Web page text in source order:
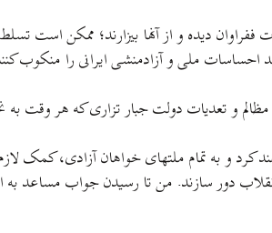
دیده و از آنها بیزارند؛ ممکن است
ملی و آزادمنشی ایرانی را منکوب
مظالم و تعدیات دولت جبار تزاری که هر
و به تمام ملتهای خواهان آزادی، کمک
دور سازند. من تا رسیدن جواب مساعد به